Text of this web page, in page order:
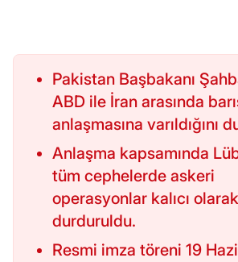
Pakistan Başbakanı
ABD ile İran arasında
anlaşmasına varıldığını
Anlaşma kapsamında
tüm cephelerde askeri
operasyonlar kalıcı olarak
durduruldu.
Resmi imza töreni 19